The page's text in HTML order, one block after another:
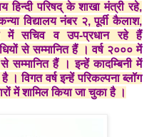
हिन्दी परिषद् के शाखा मंत्री रहे,
विद्यालय नंबर २, पूर्वी कैलाश,
में सचिव व उप-प्रधान रहे हैं
से सम्मानित हैं । वर्ष २००० में
से सम्मानित हैं । इन्हें कादम्बिनी में
विगत वर्ष इन्हें परिकल्पना ब्लॉग
में शामिल किया जा चुका है ।